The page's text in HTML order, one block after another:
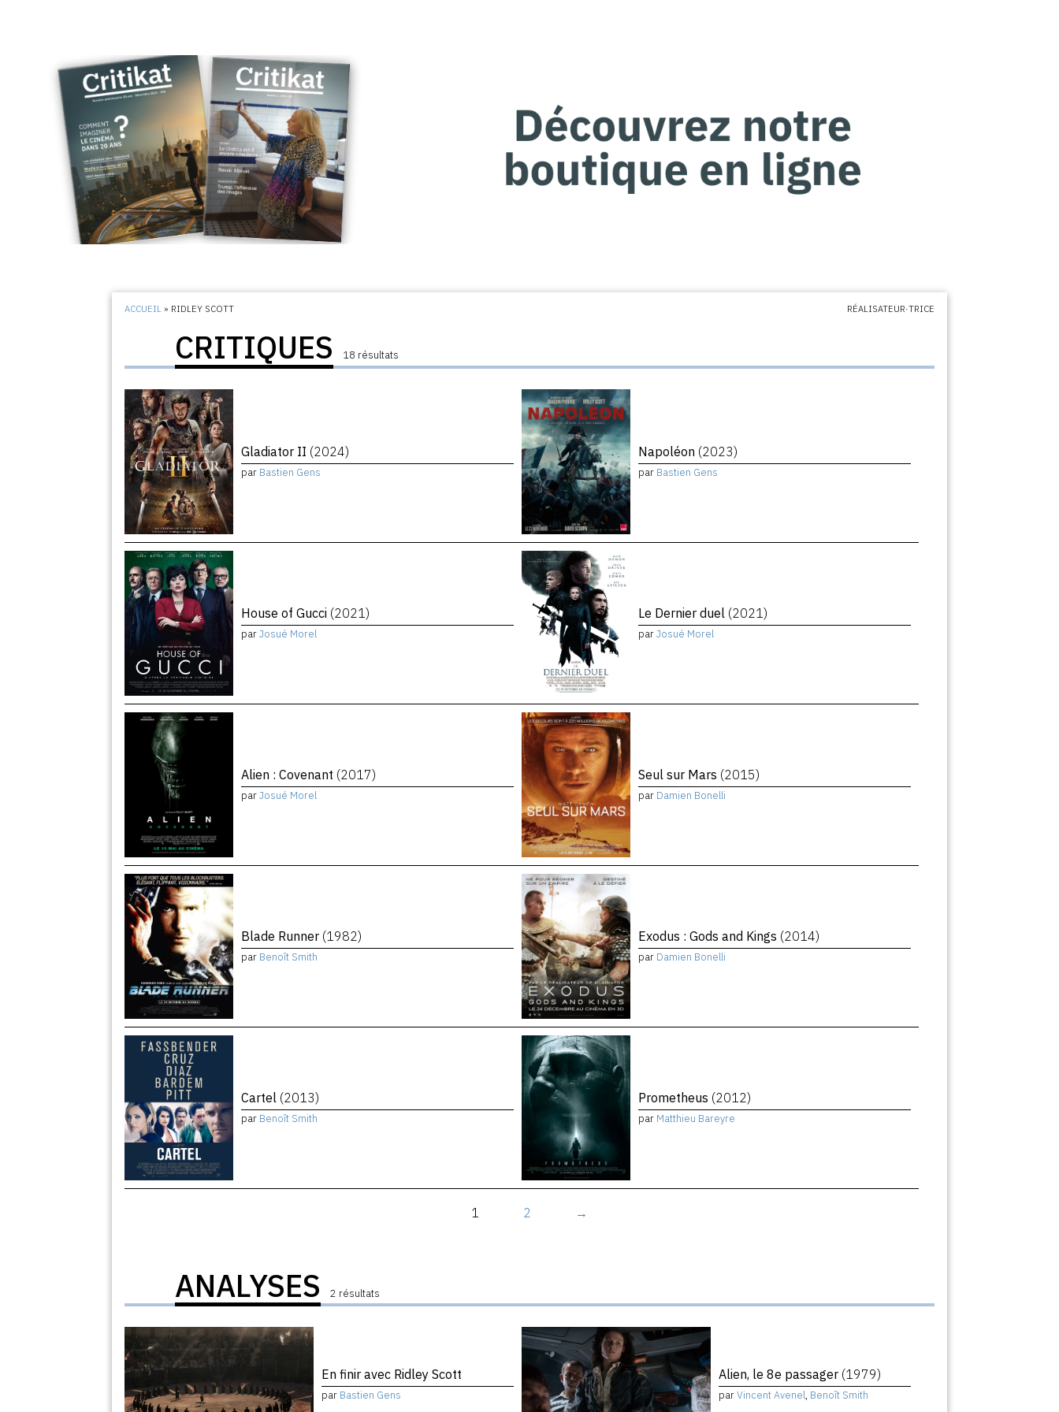
ACCUEIL » RIDLEY SCOTT RÉALISATEUR·TRICE
CRITIQUES 18 résultats
Gladiator II (2024)
par Bastien Gens
Napoléon (2023)
par Bastien Gens
House of Gucci (2021)
parJosué Morel
Le Dernier duel (2021)
parJosué Morel
Alien : Covenant (2017)
parJosué Morel
Seul sur Mars (2015)
par Damien Bonelli
Blade Runner (1982)
par Benoît Smith
Exodus : Gods and Kings (2014)
par Damien Bonelli
Cartel (2013)
par Benoît Smith
Prometheus (2012)
par Matthieu Bareyre
1 2 →
ANALYSES 2 résultats
En finir avec Ridley Scott
par Bastien Gens
Alien, le 8e passager (1979)
parVincent Avenel, Benoît Smith